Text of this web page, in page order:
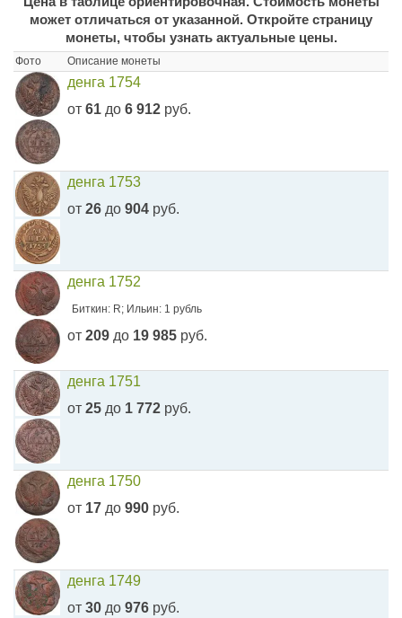
может отличаться от указанной. Откройте страницу
монеты, чтобы узнать актуальные цены.
Фото Описание монеты
денга 1754
от 61 до 6 912 руб.
денга 1753
от 26 до 904 руб.
денга 1752
Биткин: R; Ильин: 1 рубль
от 209 до 19 985 руб.
денга 1751
от 25 до 1 772 руб.
денга 1750
от 17 до 990 руб.
денга 1749
от 30 до 976 руб.